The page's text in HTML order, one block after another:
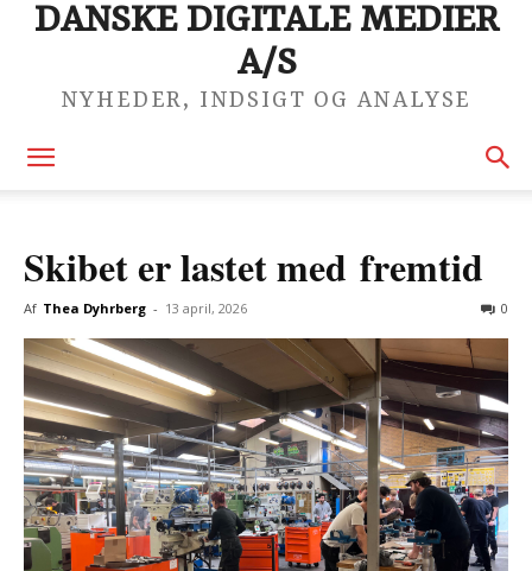
DANSKE DIGITALE MEDIER
A/S
NYHEDER, INDSIGT OG ANALYSE
Skibet er lastet med fremtid
Af Thea Dyhrberg - 13 april, 2026 0